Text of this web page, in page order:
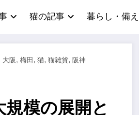
猫の記事 暮らし・備え
大阪, 梅田 , 猫, 猫雑貨, 阪神
模の展開と